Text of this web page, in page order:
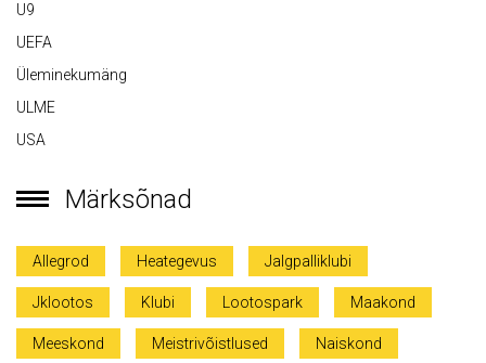
U9
UEFA
Üleminekumäng
ULME
USA
Märksõnad
Allegrod Heategevus Jalgpalliklubi
Jklootos Klubi Lootospark Maakond
Meeskond Meistrivõistlused Naiskond